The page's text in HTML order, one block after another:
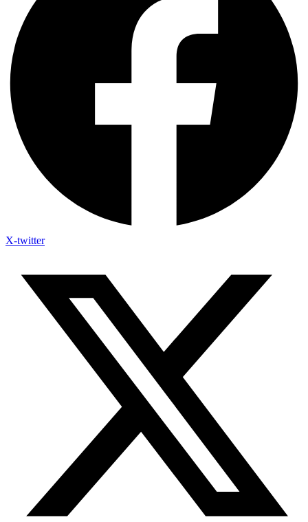
X-twitter